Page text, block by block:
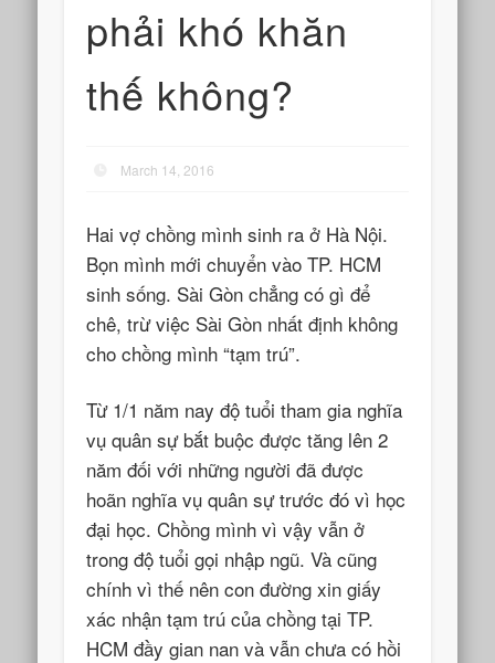
phải khó khăn
thế không?
March 14, 2016
Hai vợ chồng mình sinh ra ở Hà Nội.
Bọn mình mới chuyển vào TP. HCM
sinh sống. Sài Gòn chẳng có gì để
chê, trừ việc Sài Gòn nhất định không
cho chồng mình “tạm trú”.
Từ 1/1 năm nay độ tuổi tham gia nghĩa
vụ quân sự bắt buộc được tăng lên 2
năm đối với những người đã được
hoãn nghĩa vụ quân sự trước đó vì học
đại học. Chồng mình vì vậy vẫn ở
trong độ tuổi gọi nhập ngũ. Và cũng
chính vì thế nên con đường xin giấy
xác nhận tạm trú của chồng tại TP.
HCM đầy gian nan và vẫn chưa có hồi